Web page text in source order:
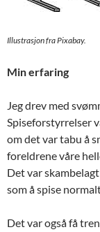
Illustrasjon fra Pixabay.
Min erfaring
Jeg drev med
Spiseforstyrrelser
om det var tabu å
foreldrene våre
Det var
som å spise
Det var også få